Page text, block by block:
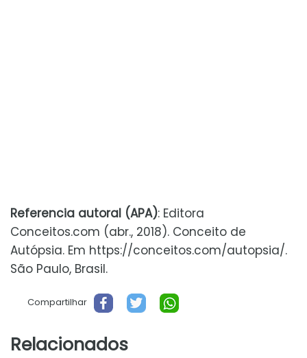
Referencia autoral (APA): Editora
Conceitos.com (abr., 2018). Conceito de
Autópsia. Em https://conceitos.com/autopsia/.
São Paulo, Brasil.
Compartilhar
Relacionados